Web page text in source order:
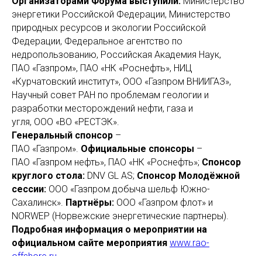
энергетики Российской Федерации, Министерство
природных ресурсов и экологии Российской
Федерации, Федеральное агентство по
недропользованию, Российская Академия Наук,
ПАО «Газпром», ПАО «НК «Роснефть», НИЦ
«Курчатовский институт», ООО «Газпром ВНИИГАЗ»,
Научный совет РАН по проблемам геологии и
разработки месторождений нефти, газа и
угля, ООО «ВО «РЕСТЭК».
Генеральный спонсор –
ПАО «Газпром». Официальные спонсоры –
ПАО «Газпром нефть», ПАО «НК «Роснефть»; Спонсор
круглого стола: DNV GL AS; Спонсор Молодёжной
сессии: ООО «Газпром добыча шельф Южно-
Сахалинск». Партнёры: ООО «Газпром флот» и
NORWEP (Норвежские энергетические партнеры).
Подробная информация о мероприятии на
официальном сайте мероприятия www.rao-